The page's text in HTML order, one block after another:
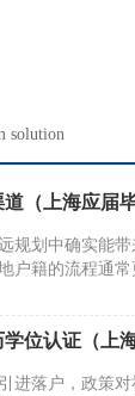
solution
（上海应届
规划中确实能
户籍的流程通
学位认证（上
进落户，政策